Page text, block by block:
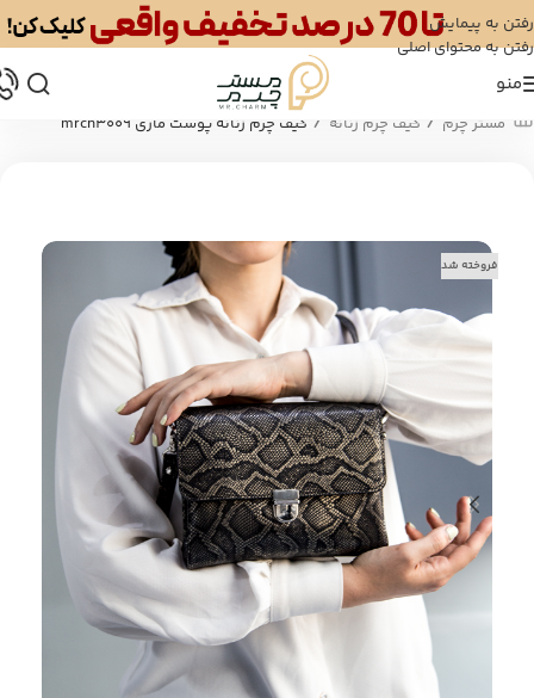
رفتن به پیمایش
رفتن به محتوای اصلی
منو
مستر چرم / کیف چرم زنانه / کیف چرم زنانه پوست ماری mrch3009
فروخته شد